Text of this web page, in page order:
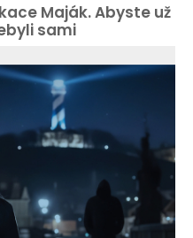
Maják. Abyste už
sami